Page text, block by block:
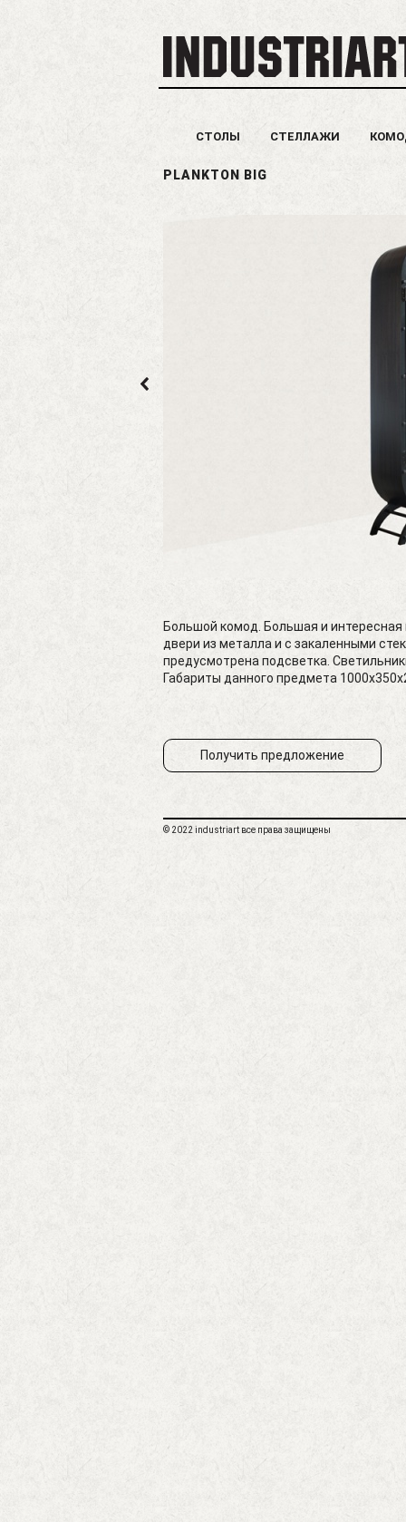
СТОЛЫ СТЕЛЛАЖИ
PLANKTON BIG
Большой комод. Большая и
двери из металла и с закаленными
предусмотрена подсветка.
Габариты данного предмета
Получить предложение
© 2022 industriart все права защищены